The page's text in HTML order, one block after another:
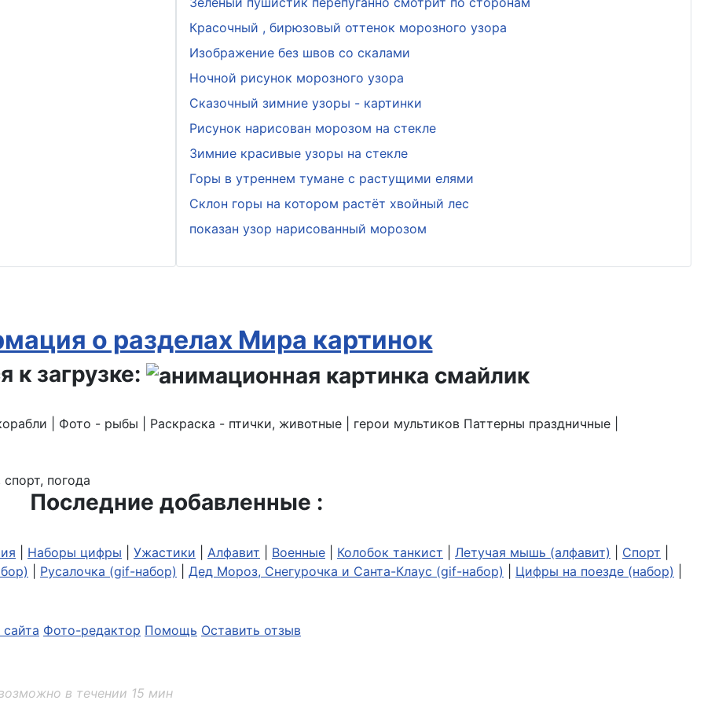
Красочный , бирюзовый оттенок морозного узора
Изображение без швов со скалами
Ночной рисунок морозного узора
Сказочный зимние узоры - картинки
Рисунок нарисован морозом на стекле
Зимние красивые узоры на стекле
Горы в утреннем тумане с растущими елями
Склон горы на котором растёт хвойный лес
показан узор нарисованный морозом
о разделах Мира картинок
к загрузке:
| Фото - рыбы | Раскраска - птички, животные | герои мультиков Паттерны праздничные |
погода
Последние добавленные :
Наборы цифры Ужастики Алфавит Военные Колобок танкист Летучая мышь (алфавит) Спорт
Русалочка (gif-набор) Дед Мороз, Снегурочка и Санта-Клаус (gif-набор) Цифры на поезде (набор)
сайта Фото-редактор Помощь Оставить отзыв
в течении 15 мин